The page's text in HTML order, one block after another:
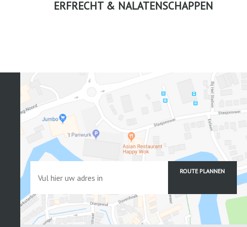
ERFRECHT & NALATENSCHAPPEN
ROUTE PLANNEN